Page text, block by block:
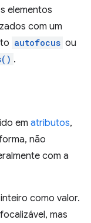
elementos
com um
autofocus ou
.
em atributos,
não
com a
como valor.
mas